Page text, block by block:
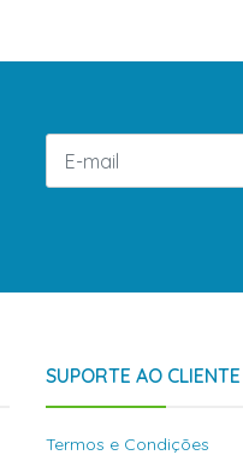
SUPORTE AO CLIENTE
Termos e Condições